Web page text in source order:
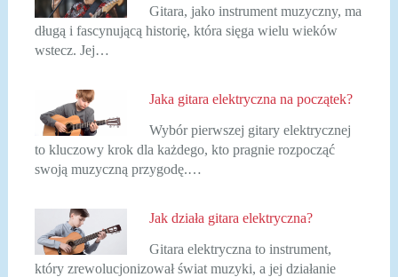
Gitara, jako instrument muzyczny, ma
długą i fascynującą historię, która sięga wielu wieków
wstecz. Jej…
Jaka gitara elektryczna na początek?
Wybór pierwszej gitary elektrycznej
to kluczowy krok dla każdego, kto pragnie rozpocząć
swoją muzyczną przygodę.…
Jak działa gitara elektryczna?
Gitara elektryczna to instrument,
który zrewolucjonizował świat muzyki, a jej działanie